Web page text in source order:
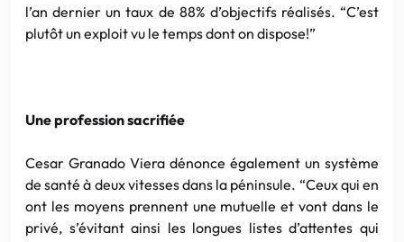
l’an dernier un taux de 88% d’objectifs réalisés. “C’est
plutôt un exploit vu le temps dont on dispose!”
Une profession sacrifiée
Cesar Granado Viera dénonce également un système
de santé à deux vitesses dans la péninsule. “Ceux qui en
ont les moyens prennent une mutuelle et vont dans le
privé, s’évitant ainsi les longues listes d’attentes qui